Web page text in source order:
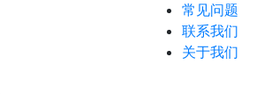
常见问题
联系我们
关于我们